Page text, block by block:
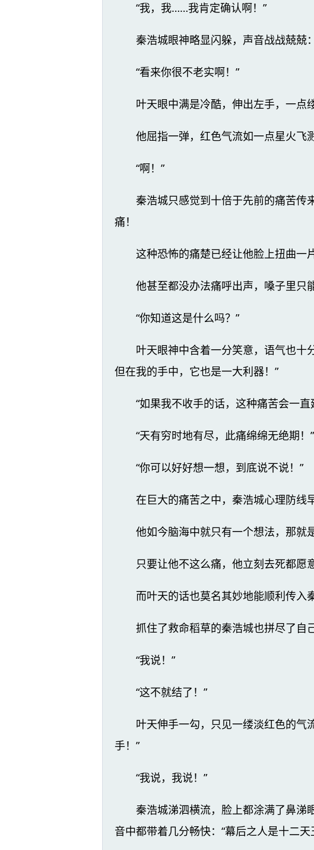
“我，我……我肯定确认啊！”
秦浩城眼神略显闪躲，声音战战兢兢
“看来你很不老实啊！”
叶天眼中满是冷酷，伸出左手，一点
他屈指一弹，红色气流如一点星火飞
“啊！”
秦浩城只感觉到十倍于先前的痛苦传
痛！
这种恐怖的痛楚已经让他脸上扭曲一
他甚至都没办法痛呼出声，嗓子里只
“你知道这是什么吗？”
叶天眼神中含着一分笑意，语气也十
但在我的手中，它也是一大利器！”
“如果我不收手的话，这种痛苦会一
“天有穷时地有尽，此痛绵绵无绝期！”
“你可以好好想一想，到底说不说！”
在巨大的痛苦之中，秦浩城心理防线
他如今脑海中就只有一个想法，那就
只要让他不这么痛，他立刻去死都愿意
而叶天的话也莫名其妙地能顺利传入
抓住了救命稻草的秦浩城也拼尽了自
“我说！”
“这不就结了！”
叶天伸手一勾，只见一缕淡红色的气
手！”
“我说，我说！”
秦浩城涕泗横流，脸上都涂满了鼻涕
音中都带着几分畅快：“幕后之人是十二